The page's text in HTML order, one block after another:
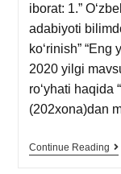
iborat: 1.”
adabiyoti
ko‘rinish”
2020 yilgi
ro‘yhati haqida
(202xona)dan
Continue Reading